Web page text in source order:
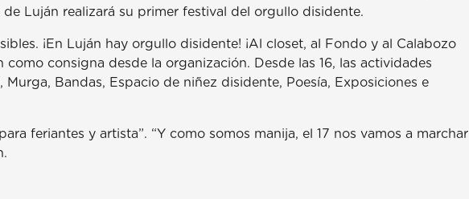
Luján realizará su primer festival del orgullo disidente.
¡En Luján hay orgullo disidente! ¡Al closet, al Fondo y al Calabozo
como consigna desde la organización. Desde las 16, las actividades
Murga, Bandas, Espacio de niñez disidente, Poesía, Exposiciones e
feriantes y artista”. “Y como somos manija, el 17 nos vamos a marchar